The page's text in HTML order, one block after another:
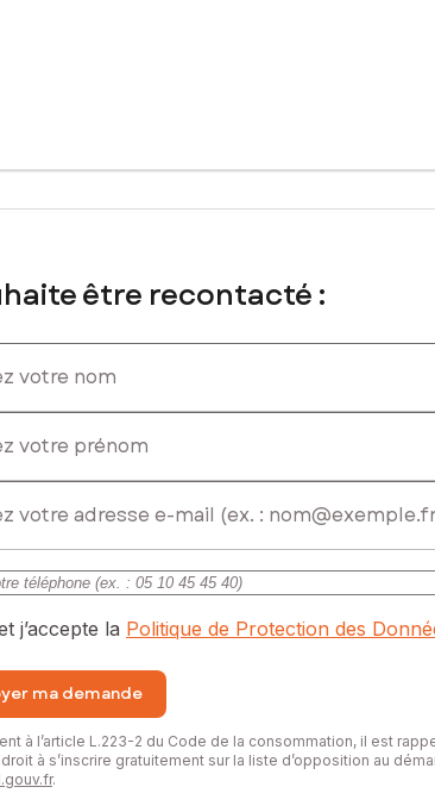
être recontacté :
nom
prénom
j’accepte la Politique de Protection des
ma demande
à l’article L.223-2 du Code de la consommation, il est
à s’inscrire gratuitement sur la liste d’opposition au
.